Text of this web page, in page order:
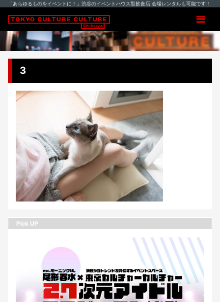
「あらゆるものをイベントに！」渋谷のイベントハウス型飲食店 会場レンタルも可能です！
3
Pick UP